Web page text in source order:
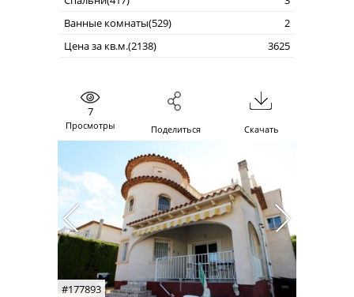
Ванные комнаты(529)
2
Цена за кв.м.(2138)
3625
7
Просмотры Поделиться Скачать
#177893